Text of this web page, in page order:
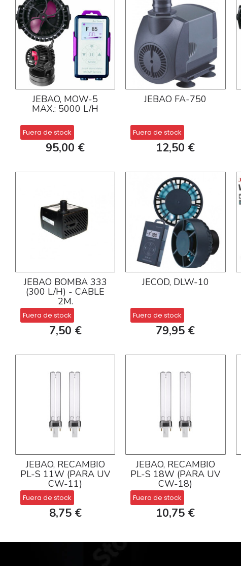
JEBAO, MOW-5
MAX.: 5000 L/H
Fuera de stock
95,00 €
JEBAO FA-750
Fuera de stock
12,50 €
JEBAO BOMBA 333
(300 L/H) - CABLE
2M.
Fuera de stock
7,50 €
JECOD, DLW-10
Fuera de stock
79,95 €
JEBAO, RECAMBIO
PL-S 11W (PARA UV
CW-11)
Fuera de stock
8,75 €
JEBAO, RECAMBIO
PL-S 18W (PARA UV
CW-18)
Fuera de stock
10,75 €